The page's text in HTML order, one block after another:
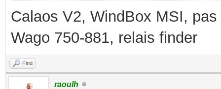
Calaos V2, WindBox MSI,
Wago 750-881, relais finder
Find
raoulh